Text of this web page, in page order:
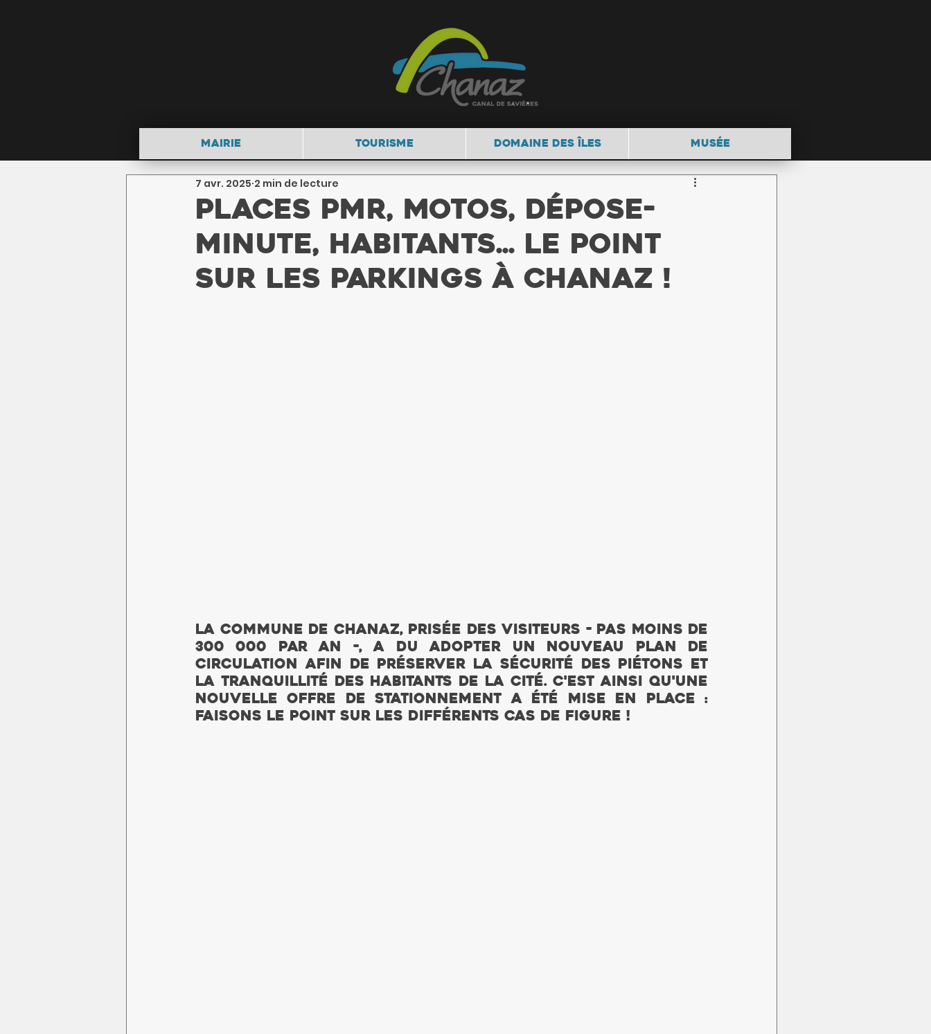
Mairie TOURISME DOMAINE DES ÎLES MUSÉE
Places PMR, motos, dépose-
minute, habitants... Le point
sur les parkings à Chanaz !
7 avr. 2025 2 min de lecture
La commune de Chanaz, prisée des visiteurs - pas moins de
300 000 par an -, a du adopter un nouveau plan de
circulation afin de préserver la sécurité des piétons et
la tranquillité des habitants de la cité. C'est ainsi qu'une
nouvelle offre de stationnement a été mise en place :
faisons le point sur les différents cas de figure !